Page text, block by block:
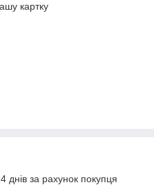
картку
за рахунок покупця